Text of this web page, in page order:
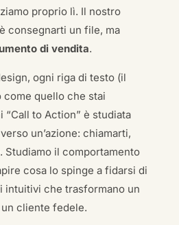
proprio lì. Il nostro
consegnarti un file, ma
di vendita.
ogni riga di testo (il
quello che stai
“Call to Action” è studiata
un’azione: chiamarti,
Studiamo il comportamento
cosa lo spinge a fidarsi di
intuitivi che trasformano un
cliente fedele.